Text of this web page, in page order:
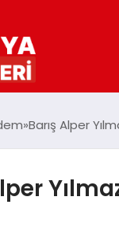
Barış Alper